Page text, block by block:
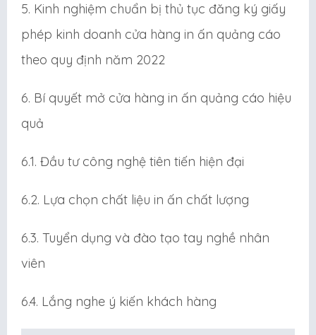
5. Kinh nghiệm chuẩn bị thủ tục đăng ký giấy
phép kinh doanh cửa hàng in ấn quảng cáo
theo quy định năm 2022
6. Bí quyết mở cửa hàng in ấn quảng cáo hiệu
quả
6.1. Đầu tư công nghệ tiên tiến hiện đại
6.2. Lựa chọn chất liệu in ấn chất lượng
6.3. Tuyển dụng và đào tạo tay nghề nhân
viên
6.4. Lắng nghe ý kiến khách hàng